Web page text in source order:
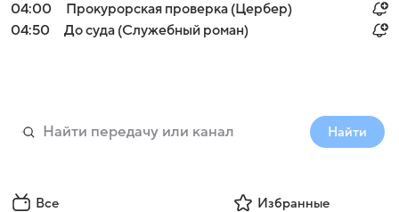
04:00
Прокурорская проверка (Цербер)
04:50
До суда (Служебный роман)
Найти
Все Избранные